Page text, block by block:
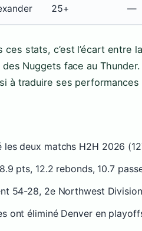
25+ —
ces stats, c’est l’écart entre
Nuggets face au
à traduire ses
les deux matchs H2H 2026
pts, 12.2 rebonds, 10.7
54-28, 2e Northwest Division
ont éliminé Denver en